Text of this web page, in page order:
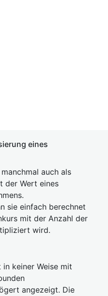
eines
auch als
der Wert eines
sie einfach berechnet
mit der Anzahl der
wird.
keiner Weise mit
angezeigt. Die